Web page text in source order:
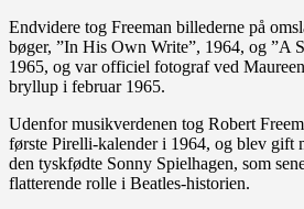
Endvidere tog Freeman billederne på
bøger, ”In His Own Write”, 1964, og ”A
1965, og var officiel fotograf ved
bryllup i februar 1965.
Udenfor musikverdenen tog Robert
første Pirelli-kalender i 1964, og blev gift
den tyskfødte Sonny Spielhagen, som
flatterende rolle i Beatles-historien.